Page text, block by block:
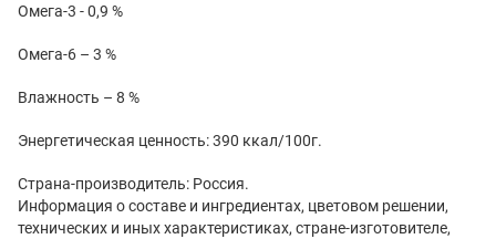
Омега-3 - 0,9 %
Омега-6 – 3 %
Влажность – 8 %
Энергетическая ценность: 390 ккал/100г.
Страна-производитель: Россия.
Информация о составе и ингредиентах, цветовом решении,
технических и иных характеристиках, стране-изготовителе,